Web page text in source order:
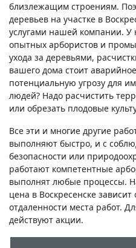
близлежащим строениям.
деревьев на участке в
услугами нашей компании. У
опытных арбористов и
ухода за деревьями,
вашего дома стоит
потенциальную угрозу для
людей? Надо расчистить
или обрезать плодовые
Все эти и многие другие
выполняют быстро, и с
безопасности или
работают компетентные
выполнят любые процессы.
цена в Воскресенске
отдаленности места работ.
действуют акции.